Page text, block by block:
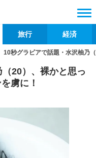
旅行 経済
10秒グラビアで話題・水沢柚乃
20）、裸かと思っ
虜に！